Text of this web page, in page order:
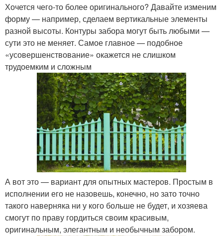
Хочется чего-то более оригинального? Давайте изменим
форму — например, сделаем вертикальные элементы
разной высоты. Контуры забора могут быть любыми —
сути это не меняет. Самое главное — подобное
«усовершенствование» окажется не слишком
трудоемким и сложным
А вот это — вариант для опытных мастеров. Простым в
исполнении его не назовешь, конечно, но зато точно
такого наверняка ни у кого больше не будет, и хозяева
смогут по праву гордиться своим красивым,
оригинальным, элегантным и необычным забором.